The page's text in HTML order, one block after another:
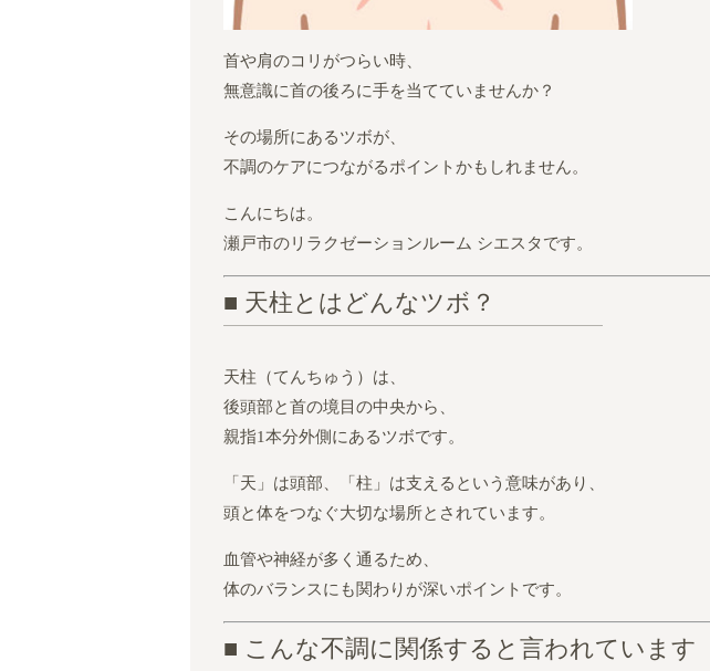
首や肩のコリがつらい時、
無意識に首の後ろに手を当てていませんか？
その場所にあるツボが、
不調のケアにつながるポイントかもしれません。
こんにちは。
瀬戸市のリラクゼーションルーム シエスタです。
■ 天柱とはどんなツボ？
天柱（てんちゅう）は、
後頭部と首の境目の中央から、
親指1本分外側にあるツボです。
「天」は頭部、「柱」は支えるという意味があり、
頭と体をつなぐ大切な場所とされています。
血管や神経が多く通るため、
体のバランスにも関わりが深いポイントです。
■ こんな不調に関係すると言われています